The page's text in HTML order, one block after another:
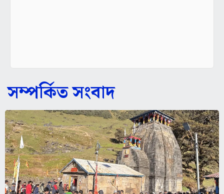
সম্পর্কিত সংবাদ